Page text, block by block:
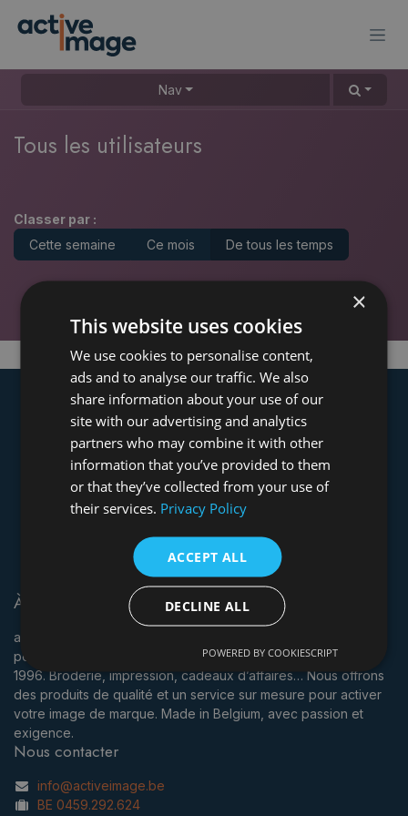
Nav
Tous les utilisateurs
Classer par :
Cette semaine
Ce mois De tous les temps
Aucun classement pour l'instant :(
À propos
act
personnalisation de textiles et d’objets publicitaires depuis
1996. Broderie, impression, cadeaux d’affaires… Nous offrons
des produits de qualité et un service sur mesure pour activer
votre image de marque. Made in Belgium, avec passion et
exigence.
Nous contacter
info@activeimage.be
BE 0459.292.624
×
This website uses cookies
We use cookies to personalise content,
ads and to analyse our traffic. We also
share information about your use of our
site with our advertising and analytics
partners who may combine it with other
information that you’ve provided to them
or that they’ve collected from your use of
their services. Privacy Policy
ACCEPT ALL
DECLINE ALL
POWERED BY COOKIESCRIPT